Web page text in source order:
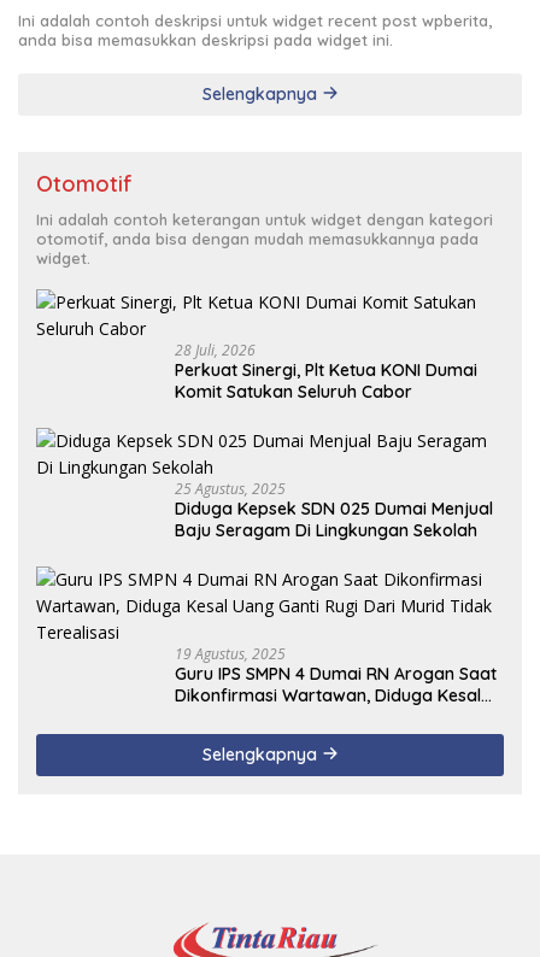
Ini adalah contoh deskripsi untuk widget recent post wpberita,
anda bisa memasukkan deskripsi pada widget ini.
Selengkapnya
Otomotif
Ini adalah contoh keterangan untuk widget dengan kategori
otomotif, anda bisa dengan mudah memasukkannya pada
widget.
28 Juli, 2026
Perkuat Sinergi, Plt Ketua KONI Dumai
Komit Satukan Seluruh Cabor
25 Agustus, 2025
Diduga Kepsek SDN 025 Dumai Menjual
Baju Seragam Di Lingkungan Sekolah
19 Agustus, 2025
Guru IPS SMPN 4 Dumai RN Arogan Saat
Dikonfirmasi Wartawan, Diduga Kesal
Terealisasi
Selengkapnya